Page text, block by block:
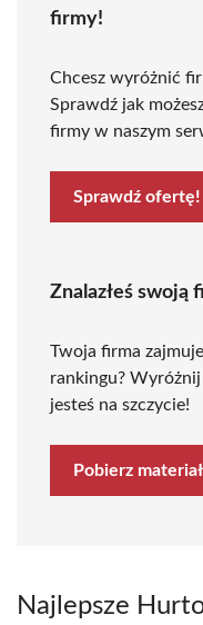
firmy!
Chcesz wyróżnić
Sprawdź jak
firmy w naszym
Sprawdź ofertę!
Znalazłeś swoją
Twoja firma
rankingu?
jesteś na szczycie!
Pobierz
Najlepsze